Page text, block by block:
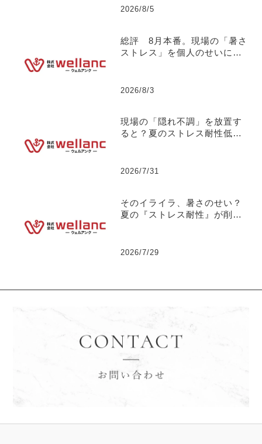
言】No.132
2026/8/5
総評 8月本番。現場の「暑さ
ストレス」を個人のせいにし
2026/8/3
現場の「隠れ不調」を放置す
ると？夏のストレス耐性低下
り言】No.130
2026/7/31
そのイライラ、暑さのせい？
夏の『ストレス耐性』が削ら
2026/7/29